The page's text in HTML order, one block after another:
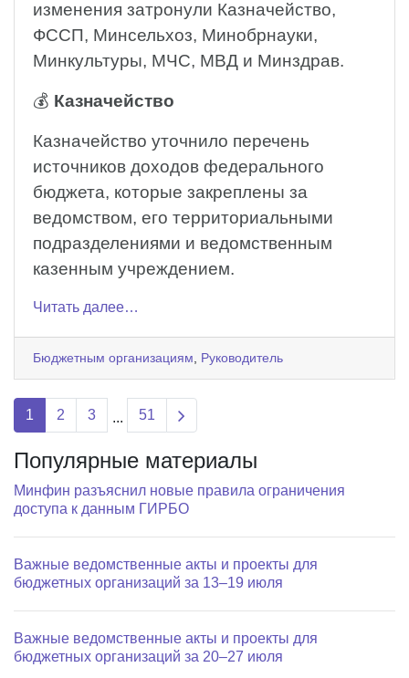
изменения затронули Казначейство,
ФССП, Минсельхоз, Минобрнауки,
Минкультуры, МЧС, МВД и Минздрав.
💰 Казначейство
Казначейство уточнило перечень
источников доходов федерального
бюджета, которые закреплены за
ведомством, его территориальными
подразделениями и ведомственным
казенным учреждением.
Читать далее…
Бюджетным организациям, Руководитель
1 2 3 ... 51
Популярные материалы
Минфин разъяснил новые правила ограничения
доступа к данным ГИРБО
Важные ведомственные акты и проекты для
бюджетных организаций за 13–19 июля
Важные ведомственные акты и проекты для
бюджетных организаций за 20–27 июля